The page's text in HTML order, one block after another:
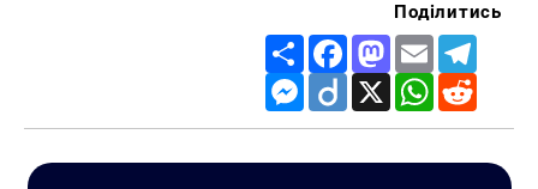
Поділитись
Share FacebookMastodon
Email
Messenger
Diigo X WhatsApp